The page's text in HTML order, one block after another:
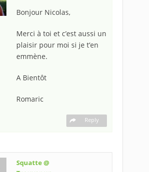
Bonjour Nicolas,
Merci à toi et c’est aussi un
plaisir pour moi si je t’en
emmène.
A Bientôt
Romaric
Reply
Squatte @